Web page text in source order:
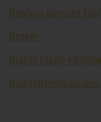
Boshqa depozit
Broker
Bulutli hisob-
Buxgalteriya